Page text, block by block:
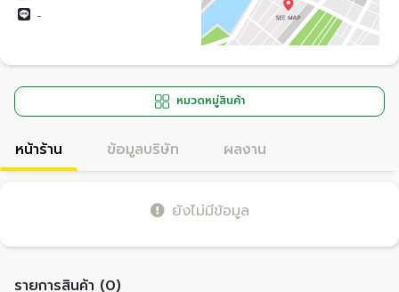
-
หมวดหมู่สินค้า
หน้าร้าน ข้อมูลบริษัท ผลงาน
ยังไม่มีข้อมูล
รายการสินค้า (0)